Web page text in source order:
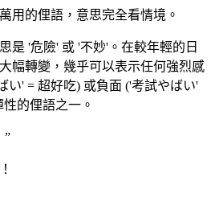
用的俚語，意思完全看情境。
是 '危險' 或 '不妙'。在較年輕的日
幅轉變，幾乎可以表示任何強烈感
い' = 超好吃) 或負面 ('考試やばい'
的俚語之一。
”